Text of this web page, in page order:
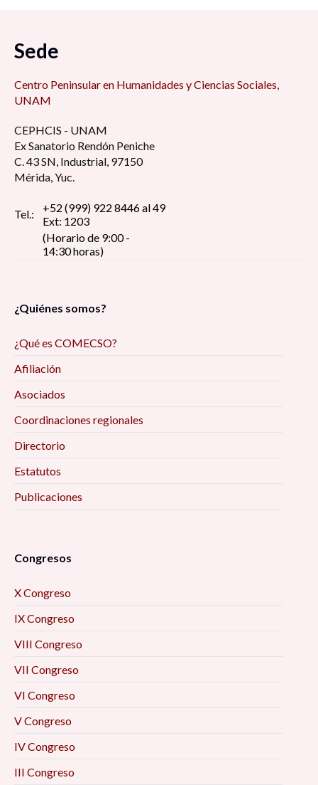
Sede
Centro Peninsular en Humanidades y Ciencias Sociales,
UNAM
CEPHCIS - UNAM
Ex Sanatorio Rendón Peniche
C. 43 SN, Industrial, 97150
Mérida, Yuc.
Tel.:
+52 (999) 922 8446 al 49
Ext: 1203
(Horario de 9:00 -
14:30 horas)
¿Quiénes somos?
¿Qué es COMECSO?
Afiliación
Asociados
Coordinaciones regionales
Directorio
Estatutos
Publicaciones
Congresos
X Congreso
IX Congreso
VIII Congreso
VII Congreso
VI Congreso
V Congreso
IV Congreso
III Congreso